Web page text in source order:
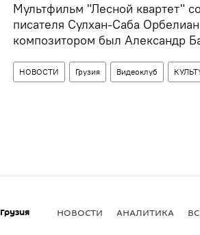
Мультфильм "Лесной квартет"
писателя Сулхан-Саба
композитором был Александр
НОВОСТИ Грузия Видеоклуб
Грузия НОВОСТИ АНАЛИТИКА